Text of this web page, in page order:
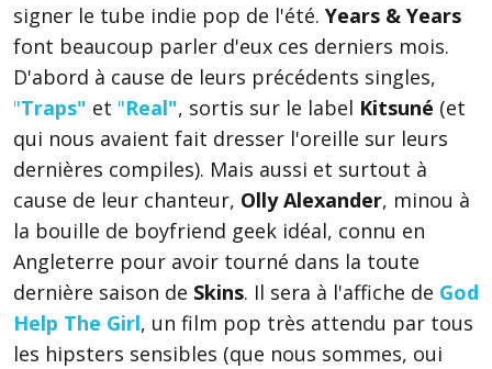
signer le tube indie pop de l'été. Years & Years
font beaucoup parler d'eux ces derniers mois.
D'abord à cause de leurs précédents singles,
"Traps" et "Real", sortis sur le label Kitsuné (et
qui nous avaient fait dresser l'oreille sur leurs
dernières compiles). Mais aussi et surtout à
cause de leur chanteur, Olly Alexander, minou à
la bouille de boyfriend geek idéal, connu en
Angleterre pour avoir tourné dans la toute
dernière saison de Skins. Il sera à l'affiche de God
Help The Girl, un film pop très attendu par tous
les hipsters sensibles (que nous sommes, oui